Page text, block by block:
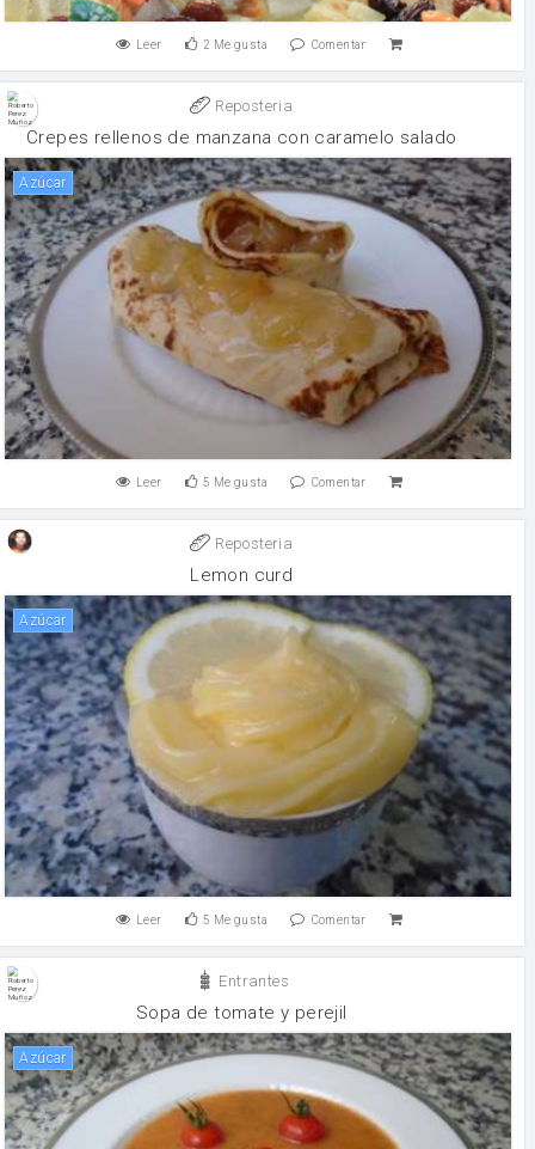
Leer 2 Me gusta Comentar
Reposteria
Crepes rellenos de manzana con caramelo salado
Azúcar
Leer 5 Me gusta Comentar
Reposteria
Lemon curd
Azúcar
Leer 5 Me gusta Comentar
Entrantes
Sopa de tomate y perejil
Azúcar